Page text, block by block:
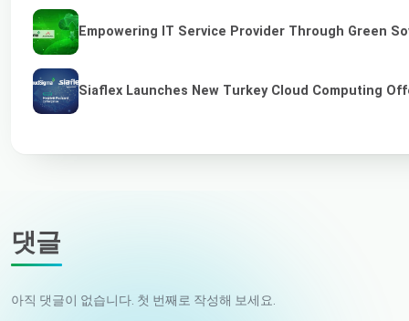
Empowering IT Service Provider Through Green
Siaflex Launches New Turkey Cloud Computing
댓글
아직 댓글이 없습니다. 첫 번째로 작성해 보세요.